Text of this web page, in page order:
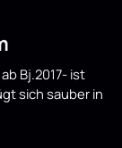
Bj.2017- ist
sich sauber in